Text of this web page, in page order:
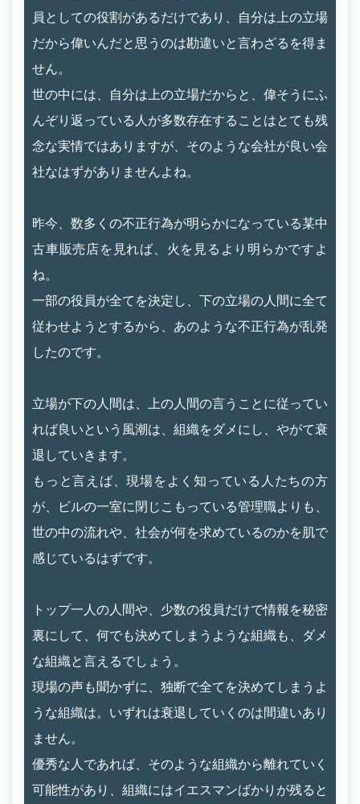
員としての役割があるだけであり、自分は上の立場
だから偉いんだと思うのは勘違いと言わざるを得ま
せん。
世の中には、自分は上の立場だからと、偉そうにふ
んぞり返っている人が多数存在することはとても残
念な実情ではありますが、そのような会社が良い会
社なはずがありませんよね。
昨今、数多くの不正行為が明らかになっている某中
古車販売店を見れば、火を見るより明らかですよ
ね。
一部の役員が全てを決定し、下の立場の人間に全て
従わせようとするから、あのような不正行為が乱発
したのです。
立場が下の人間は、上の人間の言うことに従ってい
れば良いという風潮は、組織をダメにし、やがて衰
退していきます。
もっと言えば、現場をよく知っている人たちの方
が、ビルの一室に閉じこもっている管理職よりも、
世の中の流れや、社会が何を求めているのかを肌で
感じているはずです。
トップ一人の人間や、少数の役員だけで情報を秘密
裏にして、何でも決めてしまうような組織も、ダメ
な組織と言えるでしょう。
現場の声も聞かずに、独断で全てを決めてしまうよ
うな組織は。いずれは衰退していくのは間違いあり
ません。
優秀な人であれば、そのような組織から離れていく
可能性があり、組織にはイエスマンばかりが残ると